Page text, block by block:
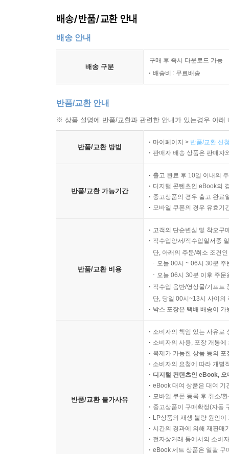
배송/반품/교환 안내
배송 안내
배송 구분
구매 후 즉시 다운로드 가능
배송비 : 무료배송
반품/교환 안내
※ 상품 설명에 반품/교환과 관련한 안내가 있는경우 아
반품/교환 방법
마이페이지 > 반품/교환 신
판매자 배송 상품은 판매자
반품/교환 가능기간
출고 완료 후 10일 이내의
디지털 콘텐츠인 eBook의
중고상품의 경우 출고 완료
모바일 쿠폰의 경우 유효기
반품/교환 비용
고객의 단순변심 및 착오구
직수입양서/직수입일서중
단, 아래의 주문/취소 조건
오늘 00시 ~ 06시 30분
오늘 06시 30분 이후 주
직수입 음반/영상물/기프트
단, 당일 00시~13시 사이의
박스 포장은 택배 배송이
반품/교환 불가사유
소비자의 책임 있는 사유로
소비자의 사용, 포장 개봉
복제가 가능한 상품 등의
소비자의 요청에 따라 개별
디지털 컨텐츠인 eBook,
eBook 대여 상품은 대여 기
모바일 쿠폰 등록 후 취소/
중고상품이 구매확정(자동
LP상품의 재생 불량 원인
시간의 경과에 의해 재판매
전자상거래 등에서의 소비
eBook 세트 상품은 일괄 구